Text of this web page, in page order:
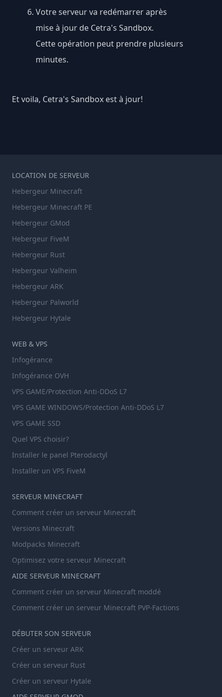
Votre serveur va redémarrer après
mise à jour de Cetra's Sandbox.
Cette opération peut prendre plusieurs
minutes.
Et voila, Cetra's Sandbox est à jour!
LOCATION DE SERVEUR
Hebergeur Minecraft
Hebergeur Minecraft PE
Hebergeur GMod
Hebergeur FiveM
Hebergeur Rust
Hebergeur Valheim
Hebergeur ARK
Hebergeur Palworld
Hebergeur Hytale
WEB & VPS
Infogérance
Infogérance OVH
VPS GAME/Protection Anti-DDoS L7
VPS GAME WINDOWS/Protection Anti-DDoS L7
VPS GAME SSD
Quel VPS choisir?
Installer le panel Pterodactyl
Installer un VPS FiveM
SERVEUR MINECRAFT
Comment créer un serveur Minecraft
Versions Minecraft
Modpacks Minecraft
Optimisez votre serveur Minecraft
AIDE SERVEUR MINECRAFT
Comment créer un serveur Minecraft moddé
Comment créer un serveur Minecraft PVP-Factions
DÉBUTER SON SERVEUR
Créer un serveur ARK
Créer un serveur Rust
Créer un serveur Hytale